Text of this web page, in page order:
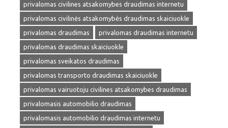
privalomas civilines atsakomybes draudimas internetu
privalomas civilinės atsakomybės draudimas skaiciuokle
privalomas draudimas
privalomas draudimas internetu
privalomas draudimas skaiciuokle
privalomas sveikatos draudimas
privalomas transporto draudimas skaiciuokle
privalomas vairuotoju civilines atsakomybes draudimas
privalomasis automobilio draudimas
privalomasis automobilio draudimas internetu